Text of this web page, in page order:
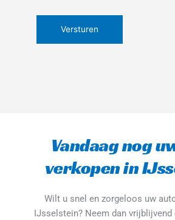
Vandaag nog
verkopen in
Wilt u snel en zorgeloos uw
IJsselstein? Neem dan